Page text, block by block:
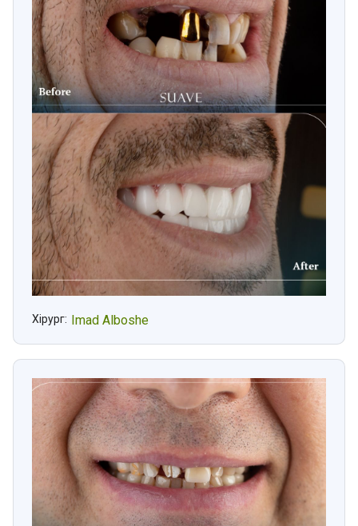
Хірург: Imad Alboshe